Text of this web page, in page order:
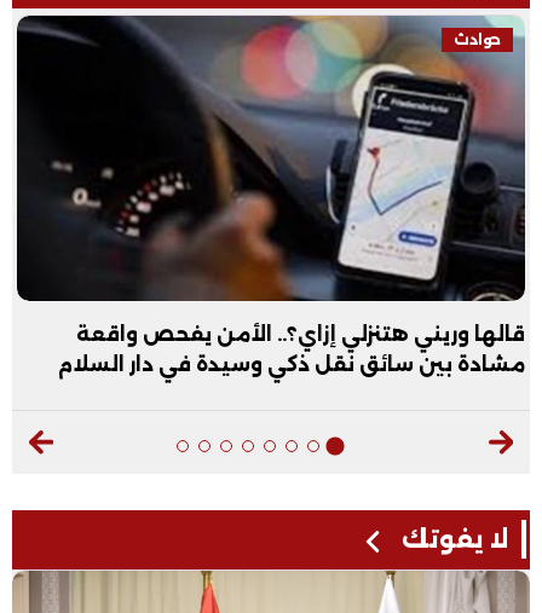
حوادث
قالها وريني هتنزلي إزاي؟.. الأمن يفحص واقعة
مشادة بين سائق نقل ذكي وسيدة في دار السلام
لا يفوتك